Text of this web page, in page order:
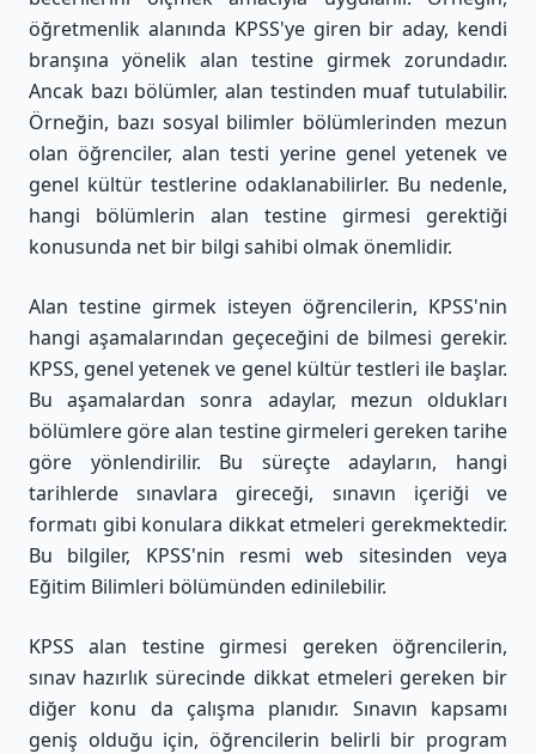
öğretmenlik alanında KPSS'ye giren bir aday, kendi
branşına yönelik alan testine girmek zorundadır.
Ancak bazı bölümler, alan testinden muaf tutulabilir.
Örneğin, bazı sosyal bilimler bölümlerinden mezun
olan öğrenciler, alan testi yerine genel yetenek ve
genel kültür testlerine odaklanabilirler. Bu nedenle,
hangi bölümlerin alan testine girmesi gerektiği
konusunda net bir bilgi sahibi olmak önemlidir.
Alan testine girmek isteyen öğrencilerin, KPSS'nin
hangi aşamalarından geçeceğini de bilmesi gerekir.
KPSS, genel yetenek ve genel kültür testleri ile başlar.
Bu aşamalardan sonra adaylar, mezun oldukları
bölümlere göre alan testine girmeleri gereken tarihe
göre yönlendirilir. Bu süreçte adayların, hangi
tarihlerde sınavlara gireceği, sınavın içeriği ve
formatı gibi konulara dikkat etmeleri gerekmektedir.
Bu bilgiler, KPSS'nin resmi web sitesinden veya
Eğitim Bilimleri bölümünden edinilebilir.
KPSS alan testine girmesi gereken öğrencilerin,
sınav hazırlık sürecinde dikkat etmeleri gereken bir
diğer konu da çalışma planıdır. Sınavın kapsamı
geniş olduğu için, öğrencilerin belirli bir program